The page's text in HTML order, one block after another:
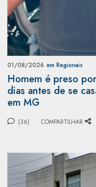
01/08/2026 em Regionais
Homem é preso
dias antes de se
em MG
(36) COMPARTILHAR